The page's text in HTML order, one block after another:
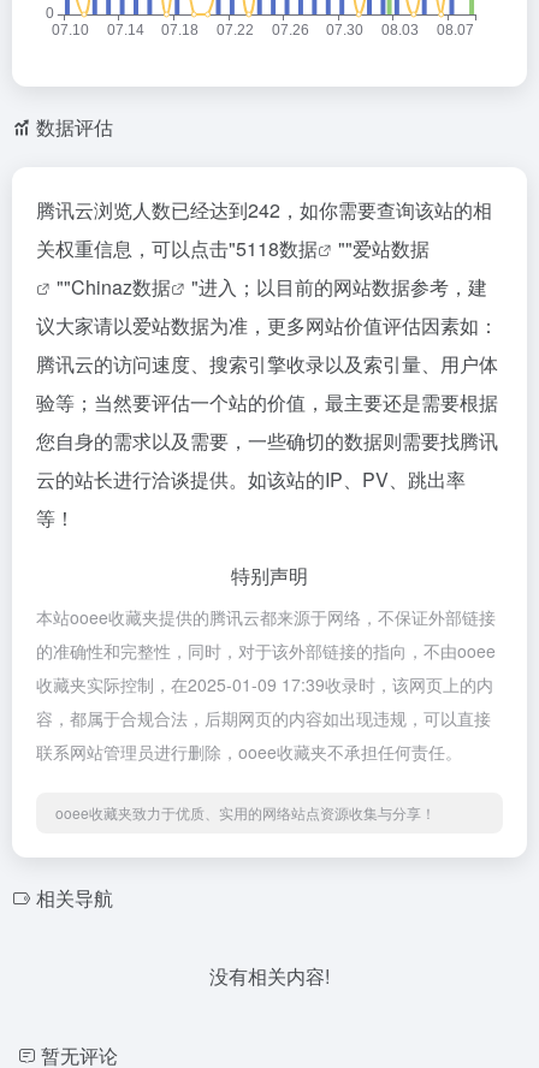
数据评估
腾讯云浏览人数已经达到242，如你需要查询该站的相
关权重信息，可以点击"5118数据 ""爱站数据
""Chinaz数据
"进入；以目前的网站数据参考，建
议大家请以爱站数据为准，更多网站价值评估因素如：
腾讯云的访问速度、搜索引擎收录以及索引量、用户体
验等；当然要评估一个站的价值，最主要还是需要根据
您自身的需求以及需要，一些确切的数据则需要找腾讯
云的站长进行洽谈提供。如该站的IP、PV、跳出率
等！
特别声明
本站ooee收藏夹提供的腾讯云都来源于网络，不保证外部链接
的准确性和完整性，同时，对于该外部链接的指向，不由ooee
收藏夹实际控制，在2025-01-09 17:39收录时，该网页上的内
容，都属于合规合法，后期网页的内容如出现违规，可以直接
联系网站管理员进行删除，ooee收藏夹不承担任何责任。
ooee收藏夹致力于优质、实用的网络站点资源收集与分享！
相关导航
没有相关内容!
暂无评论